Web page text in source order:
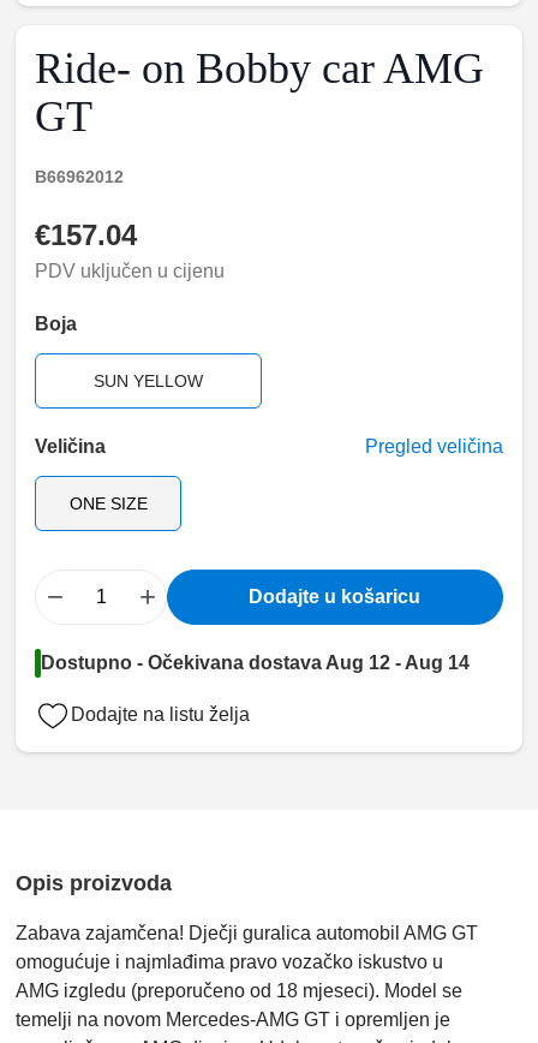
Ride- on Bobby car AMG
GT
B66962012
€157.04
PDV uključen u cijenu
Boja
SUN YELLOW
Veličina Pregled veličina
ONE SIZE
− + Dodajte u košaricu
Dostupno - Očekivana dostava Aug 12 - Aug 14
Dodajte na listu želja
Opis proizvoda
Zabava zajamčena! Dječji guralica automobil AMG GT
omogućuje i najmlađima pravo vozačko iskustvo u
AMG izgledu (preporučeno od 18 mjeseci). Model se
temelji na novom Mercedes-AMG GT i opremljen je